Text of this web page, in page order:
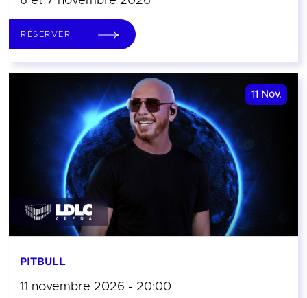
RÉSERVER
11 Nov.
PITBULL
11 novembre 2026 - 20:00